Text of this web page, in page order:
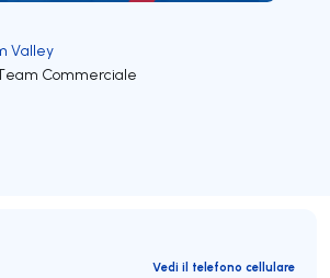
Valley
Commerciale
Vedi il telefono cellulare